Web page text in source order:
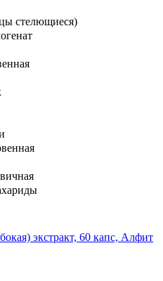
стелющиеся)
экстракт, 60 капс, Алфит